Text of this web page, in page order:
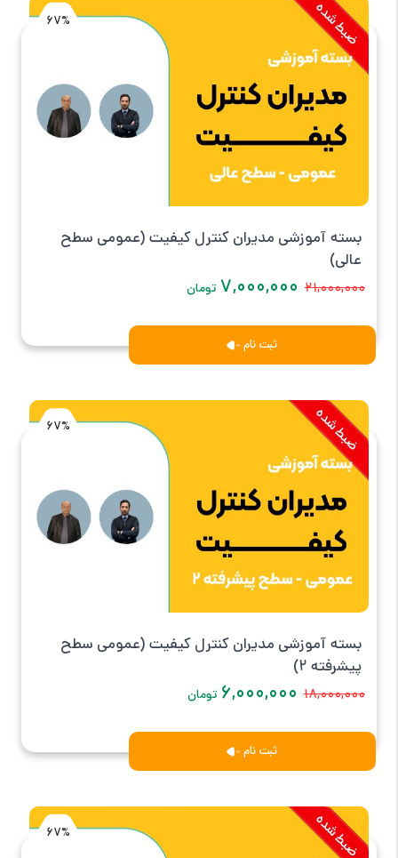
67%
بسته آموزشی مدیران کنترل کیفیت (عمومی سطح
عالی)
۲۱,۰۰۰,۰۰۰ ۷,۰۰۰,۰۰۰ تومان
ثبت نام
67%
بسته آموزشی مدیران کنترل کیفیت (عمومی سطح
پیشرفته 2)
۱۸,۰۰۰,۰۰۰ ۶,۰۰۰,۰۰۰ تومان
ثبت نام
67%